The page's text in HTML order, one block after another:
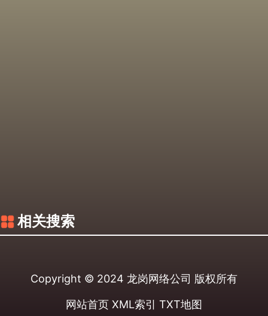
相关搜索
Copyright © 2024 龙岗网络公司 版权所有
网站首页 XML索引 TXT地图